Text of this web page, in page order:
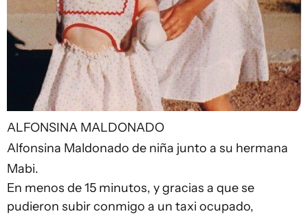
ALFONSINA MALDONADO
Alfonsina Maldonado de niña junto a su hermana
Mabi.
En menos de 15 minutos, y gracias a que se
pudieron subir conmigo a un taxi ocupado,